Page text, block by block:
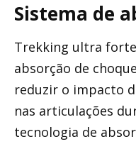
Sistema de
Trekking ultra
absorção de
reduzir o impacto
nas articulações
tecnologia de